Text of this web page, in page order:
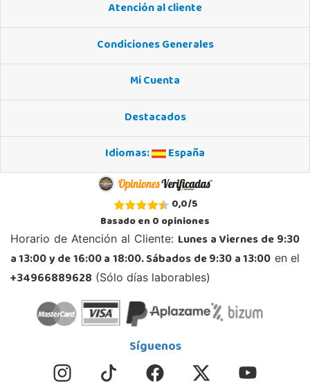
POCAS UNIDADES
03550, San Juan
STOCK DISPONIBLE
Juguetilandia Torrevieja
Avd. de las Cortes Valencianas S/N. Pol. Casa Grande III Manzana A-2(PLUS)
03183, Torrevieja
681230320
Localizar Tienda
Atención al cliente
Condiciones Generales
Mi Cuenta
Destacados
Idiomas:
España
0,0/5
Basado en0opiniones
Horario de Atención al Cliente: Lunes a Viernes de 9:30
a 13:00 y de 16:00 a 18:00. Sábados de 9:30 a 13:00 en el
+34966889628 (Sólo días laborables)
Síguenos